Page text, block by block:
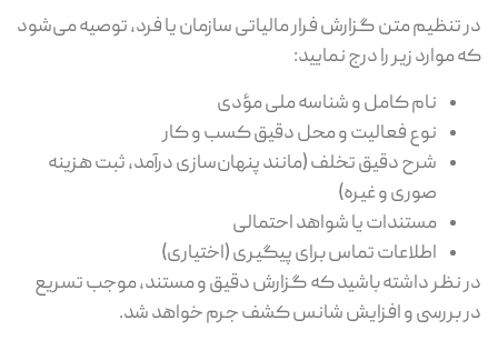
در تنظیم متن گزارش فرار مالیاتی سازمان یا فرد، توصیه می‌شود
که موارد زیر را درج نمایید:
نام کامل و شناسه ملی مؤدی
نوع فعالیت و محل دقیق کسب و کار
شرح دقیق تخلف (مانند پنهان‌سازی درآمد، ثبت هزینه
صوری و غیره)
مستندات یا شواهد احتمالی
اطلاعات تماس برای پیگیری (اختیاری)
در نظر داشته باشید که گزارش دقیق و مستند، موجب تسریع
در بررسی و افزایش شانس کشف جرم خواهد شد.